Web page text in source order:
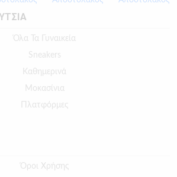
Όλα Τα Γυναικεία
Sneakers
Καθημερινά
Μοκασίνια
Πλατφόρμες
Όροι Χρήσης